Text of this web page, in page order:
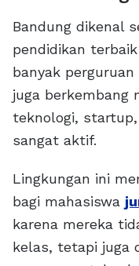
Bandung dikenal
pendidikan
banyak
juga berkembang
teknologi,
sangat aktif.
Lingkungan ini
bagi mahasiswa
karena mereka
kelas, tetapi juga